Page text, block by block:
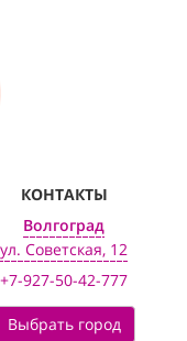
КОНТАКТЫ
Волгоград
ул. Советская, 12
+7-927-50-42-777
Выбрать город